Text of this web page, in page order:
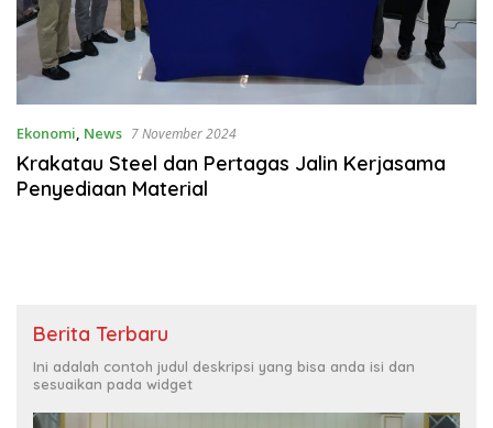
Ekonomi, News 7 November 2024
Krakatau Steel dan Pertagas Jalin Kerjasama
Penyediaan Material
Berita Terbaru
Ini adalah contoh judul deskripsi yang bisa anda isi dan
sesuaikan pada widget